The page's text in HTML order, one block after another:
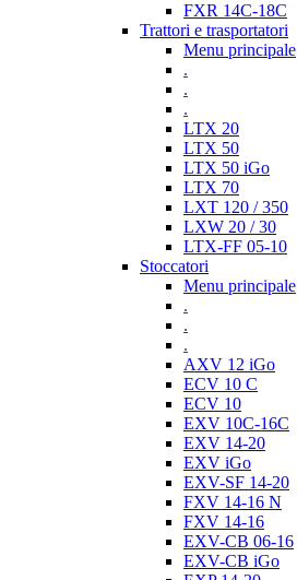
FXR 14C-18C
Trattori e trasportatori
Menu principale
.
.
.
LTX 20
LTX 50
LTX 50 iGo
LTX 70
LXT 120 / 350
LXW 20 / 30
LTX-FF 05-10
Stoccatori
Menu principale
.
.
.
AXV 12 iGo
ECV 10 C
ECV 10
EXV 10C-16C
EXV 14-20
EXV iGo
EXV-SF 14-20
FXV 14-16 N
FXV 14-16
EXV-CB 06-16
EXV-CB iGo